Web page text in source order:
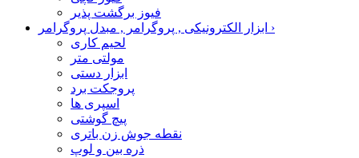
فیوز برگشت پذیر
›
لحیم کاری
مولتی متر
ابزار دستی
پروجکت برد
اسپری ها
پیچ گوشتی
نقطه جوش زن باتری
ذره بین و لوپ